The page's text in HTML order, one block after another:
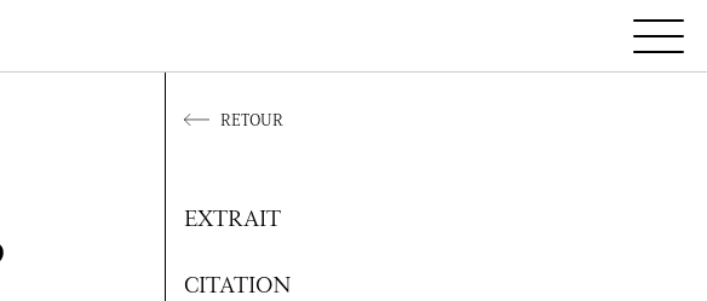
RETOUR
EXTRAIT
CITATION